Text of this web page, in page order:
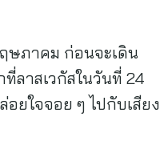
ษภาคม ก่อนจะเดิน
ลาสเวกัสในวันที่ 24
ยใจจอย ๆ ไปกับเสียง